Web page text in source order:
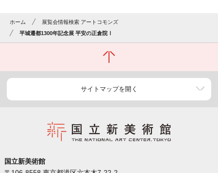
ホーム
展覧会情報検索 アートコモンズ
平城遷都1300年記念展 平安の正倉院Ⅰ
サイトマップを開く
国立新美術館